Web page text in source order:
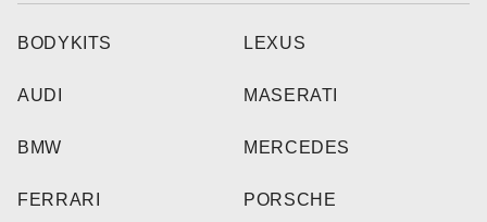
BODYKITS
AUDI
BMW
FERRARI
LEXUS
MASERATI
MERCEDES
PORSCHE